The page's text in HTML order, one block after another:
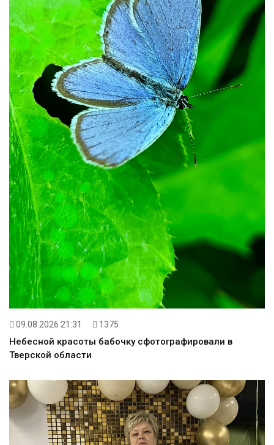
09.08.2026 21:31 1375
Небесной красоты бабочку сфотографировали в
Тверской области